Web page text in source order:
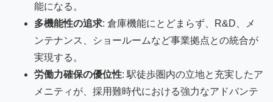
能になる。
多機能性の追求: 倉庫機能にとどまらず、R&D、メ
ンテナンス、ショールームなど事業拠点との統合が
実現する。
労働力確保の優位性: 駅徒歩圏内の立地と充実したア
メニティが、採用難時代における強力なアドバンテ